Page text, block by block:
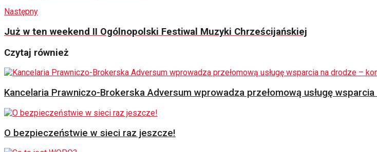
Następny
Już w ten weekend II Ogólnopolski Festiwal Muzyki Chrześcijańskiej
Czytaj również
Kancelaria Prawniczo-Brokerska Adversum wprowadza przełomową usługę
O bezpieczeństwie w sieci raz jeszcze!